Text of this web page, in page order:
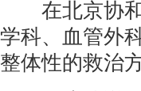
在北京协和
学科、血管外
整体性的救治方